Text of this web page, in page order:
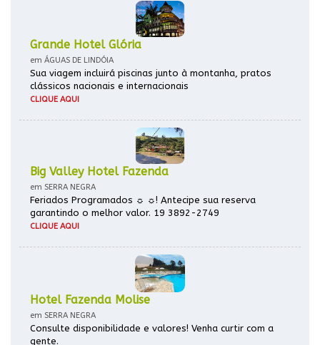
Grande Hotel Glória
em ÁGUAS DE LINDÓIA
Sua viagem incluirá piscinas junto à montanha, pratos
clássicos nacionais e internacionais
CLIQUE AQUI
Big Valley Hotel Fazenda
em SERRA NEGRA
Feriados Programados ☼ ☼! Antecipe sua reserva
garantindo o melhor valor. 19 3892-2749
CLIQUE AQUI
Hotel Fazenda Molise
em SERRA NEGRA
Consulte disponibilidade e valores! Venha curtir com a
gente.